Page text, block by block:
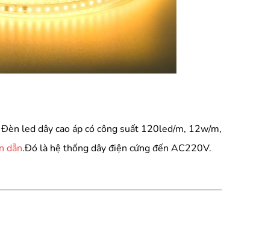
led dây cao áp có công suất 120led/m, 12w/m,
dẫn.Đó là hệ thống dây điện cứng đến AC220V.